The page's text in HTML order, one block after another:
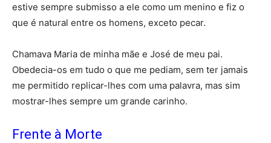
estive sempre submisso a ele como um menino e fiz o
que é natural entre os homens, exceto pecar.
Chamava Maria de minha mãe e José de meu pai.
Obedecia-os em tudo o que me pediam, sem ter jamais
me permitido replicar-lhes com uma palavra, mas sim
mostrar-lhes sempre um grande carinho.
Frente à Morte